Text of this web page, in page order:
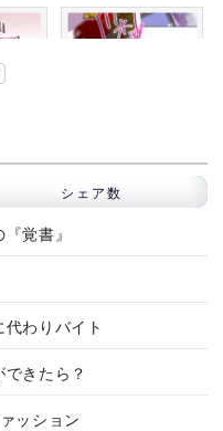
シェア数
覚書』
代わりバイト
できたら？
ッション